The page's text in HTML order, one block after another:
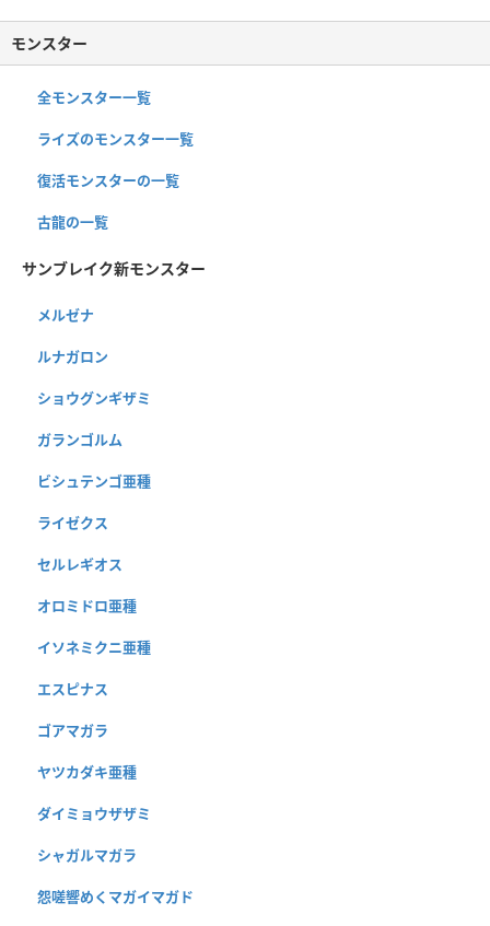
モンスター
全モンスター一覧
ライズのモンスター一覧
復活モンスターの一覧
古龍の一覧
サンブレイク新モンスター
メルゼナ
ルナガロン
ショウグンギザミ
ガランゴルム
ビシュテンゴ亜種
ライゼクス
セルレギオス
オロミドロ亜種
イソネミクニ亜種
エスピナス
ゴアマガラ
ヤツカダキ亜種
ダイミョウザザミ
シャガルマガラ
怨嗟響めくマガイマガド